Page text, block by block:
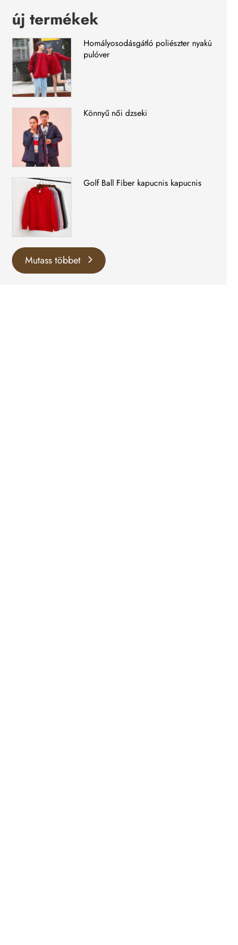
új termékek
Homályosodásgátló poliészter nyakú
pulóver
Könnyű női dzseki
Golf Ball Fiber kapucnis kapucnis
Mutass többet